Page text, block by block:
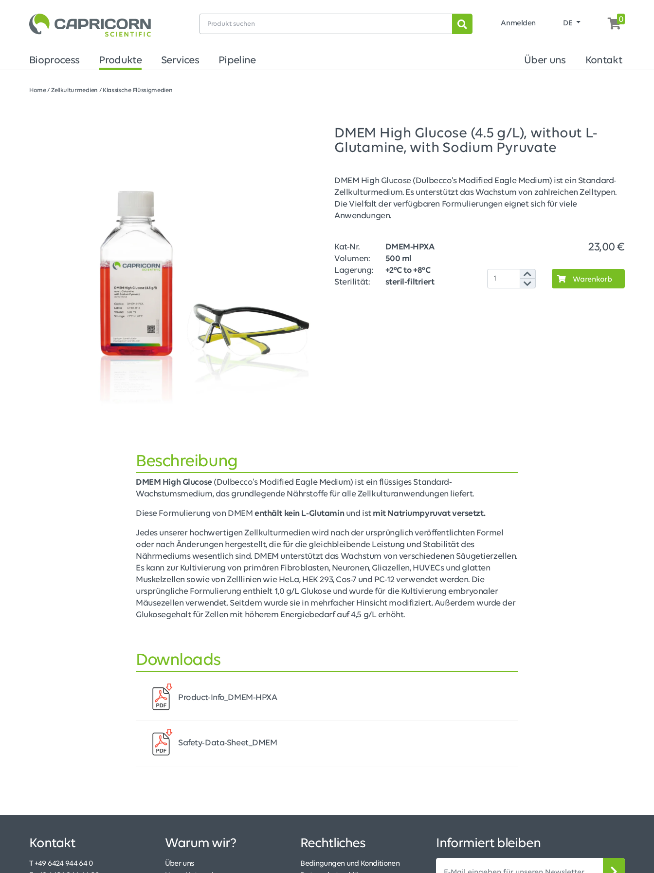
Anmelden DE 0
Bioprocess Produkte Services Pipeline Über uns Kontakt
Home/ Zellkulturmedien / Klassische Flüssigmedien
DMEM High Glucose (4.5 g/L), without L-
Glutamine, with Sodium Pyruvate
DMEM High Glucose (Dulbecco's Modified Eagle Medium) ist ein Standard-
Zellkulturmedium. Es unterstützt das Wachstum von zahlreichen Zelltypen.
Die Vielfalt der verfügbaren Formulierungen eignet sich für viele
Anwendungen.
Kat-Nr.
DMEM-HPXA
Volumen:
500 ml
Lagerung:
+2°C to +8°C
Sterilität:
steril-filtriert
23,00 €
Warenkorb
Beschreibung
DMEM High Glucose(Dulbecco's Modified Eagle Medium) ist ein flüssiges Standard-
Wachstumsmedium, das grundlegende Nährstoffe für alle Zellkulturanwendungen liefert.
Diese Formulierung von DMEM enthält kein L-Glutamin und ist mit Natriumpyruvat versetzt.
Jedes unserer hochwertigen Zellkulturmedien wird nach der ursprünglich veröffentlichten Formel
oder nach Änderungen hergestellt, die für die gleichbleibende Leistung und Stabilität des
Nährmediums wesentlich sind. DMEM unterstützt das Wachstum von verschiedenen Säugetierzellen.
Es kann zur Kultivierung von primären Fibroblasten, Neuronen, Gliazellen, HUVECs und glatten
Muskelzellen sowie von Zelllinien wie HeLa, HEK 293, Cos-7 und PC-12 verwendet werden. Die
ursprüngliche Formulierung enthielt 1,0 g/L Glukose und wurde für die Kultivierung embryonaler
Mäusezellen verwendet. Seitdem wurde sie in mehrfacher Hinsicht modifiziert. Außerdem wurde der
Glukosegehalt für Zellen mit höherem Energiebedarf auf 4,5 g/L erhöht.
Downloads
Product-Info_DMEM-HPXA
Safety-Data-Sheet_DMEM
Kontakt
T +49 6424 944 64 0
Warum wir?
Über uns
Rechtliches
Bedingungen und Konditionen
Informiert bleiben